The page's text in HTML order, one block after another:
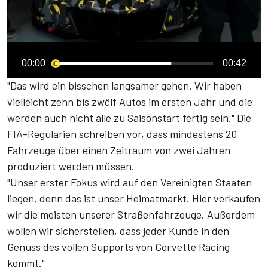
00:00 00:42
"Das wird ein bisschen langsamer gehen. Wir haben
vielleicht zehn bis zwölf Autos im ersten Jahr und die
werden auch nicht alle zu Saisonstart fertig sein." Die
FIA-Regularien schreiben vor, dass mindestens 20
Fahrzeuge über einen Zeitraum von zwei Jahren
produziert werden müssen.
"Unser erster Fokus wird auf den Vereinigten Staaten
liegen, denn das ist unser Heimatmarkt. Hier verkaufen
wir die meisten unserer Straßenfahrzeuge. Außerdem
wollen wir sicherstellen, dass jeder Kunde in den
Genuss des vollen Supports von Corvette Racing
kommt."